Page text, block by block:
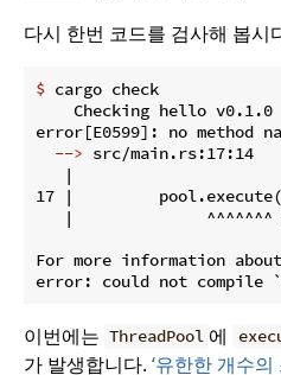
다시 한번 코드를 검사해 봅시
$ cargo check
Checking hello v0.1.0
  -->
src/main.rs:17:14
   |
17 |
|
For more information
이번에는 ThreadPool 에
가 발생합니다. ‘유한한 개수